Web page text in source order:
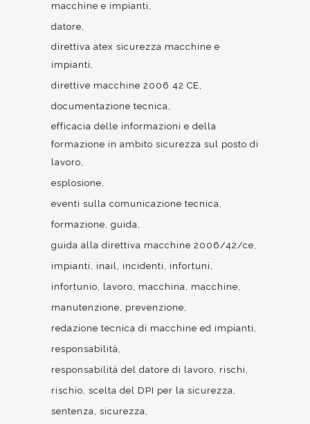
macchine e impianti
datore
direttiva atex sicurezza macchine e
impianti
direttive macchine 2006 42 CE
documentazione tecnica
efficacia delle informazioni e della
formazione in ambito sicurezza sul posto di
lavoro
esplosione
eventi sulla comunicazione tecnica
formazione guida
guida alla direttiva macchine 2006/42/ce
impianti
inail incidenti
infortuni
infortunio
lavoro macchina
macchine
manutenzione
prevenzione
redazione tecnica di macchine ed impianti
responsabilità
responsabilità del datore di lavoro
rischi
rischio scelta del DPI per la sicurezza
sentenza sicurezza